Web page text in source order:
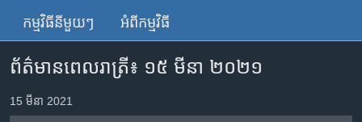
ទំព័រ​
ព័ត៌មាន​​
តែ​
ម្តង
ចិន
ហេឡូវីអូអេ
កម្ពុជាច្នៃប្រតិដ្ឋ
SUBSCRIBE
YouTube Music
កម្មវិធី​នីមួយៗ អំពី​កម្មវិធី​
ព័ត៌មានពេលរាត្រី៖ ១៥ មីនា ២០២១
15 មីនា 2021